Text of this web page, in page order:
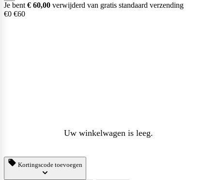
Je bent € 60,00 verwijderd van gratis standaard verzending
€0 €60
Uw winkelwagen is leeg.
Kortingscode toevoegen